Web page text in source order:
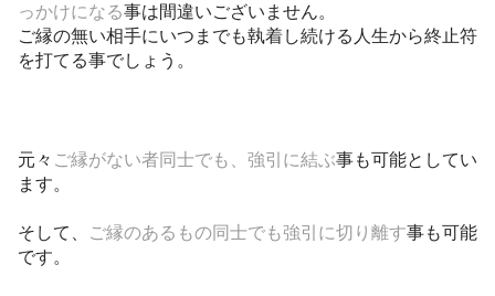
っかけになる事は間違いございません。
ご縁の無い相手にいつまでも執着し続ける人生から終止符
を打てる事でしょう。
元々 ご縁がない者同士でも、強引に結ぶ事も可能としてい
ます。
そして、 ご縁のあるもの同士でも強引に切り離す事も可能
です。